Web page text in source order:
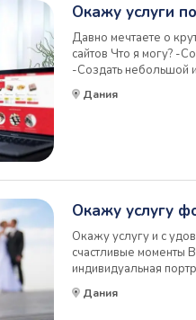
Окажу услуги
Давно мечтаете о
сайтов Что я могу? -
-Создать небольшой
буду это делать? На
аудитории. -анализ
Дания
Окажу услугу
Окажу услугу и с
счастливые моменты
индивидуальная
Абсолютно все
Photoshop
Дания